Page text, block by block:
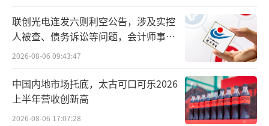
专业门槛高、研发周期漫长、沉没成本上
不封顶、市场容错率下不设限，还因为赛道属
性泛着“民生”的光辉，不可避免地陷入市场
规律和公序良俗的双重考验。 如果进一步把视
角细分到药物研发，那么产品成功走出实验室
走出市场的概率可能还不到5%。
联创光电连发六则利空公告，涉及实控
人被查、债务诉讼等问题，会计师事务
所曾出具“保留意见”
2026-08-06 09:43:47
中国内地市场托底，太古可口可乐2026
上半年营收创新高
2026-08-06 17:07:28